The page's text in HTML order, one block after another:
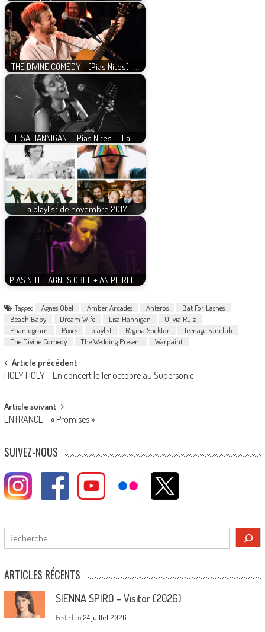
THE DIVINE COMEDY - [Pias Nites] -…
LISA HANNIGAN - [Pias Nites] - La…
La playlist de novembre 2017
PIAS NITE : AGNES OBEL + AN PIERLE…
Tagged Agnes Obel Amber Arcades Anteros
Bat For Lashes
Beach Baby
Dream Wife Lisa Hannigan
Olivia Ruiz
Phantogram
Pixies playlist Regina Spektor
Teenage Fanclub
The Divine Comedy
The Wedding Present Warpaint
Post
navigation
Article précédent
HOLY HOLY – En concert le 1er octobre au Supersonic
Article suivant
ENTRANCE – « Promises »
SUIVEZ-NOUS
Rechercher
ARTICLES RÉCENTS
SIENNA SPIRO – Visitor (2026)
Posted on 24 juillet 2026